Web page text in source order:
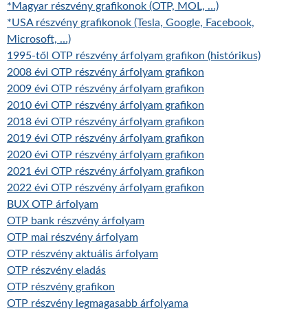
*Magyar részvény grafikonok (OTP, MOL, …)
*USA részvény grafikonok (Tesla, Google, Facebook,
Microsoft, …)
1995-től OTP részvény árfolyam grafikon (histórikus)
2008 évi OTP részvény árfolyam grafikon
2009 évi OTP részvény árfolyam grafikon
2010 évi OTP részvény árfolyam grafikon
2018 évi OTP részvény árfolyam grafikon
2019 évi OTP részvény árfolyam grafikon
2020 évi OTP részvény árfolyam grafikon
2021 évi OTP részvény árfolyam grafikon
2022 évi OTP részvény árfolyam grafikon
BUX OTP árfolyam
OTP bank részvény árfolyam
OTP mai részvény árfolyam
OTP részvény aktuális árfolyam
OTP részvény eladás
OTP részvény grafikon
OTP részvény legmagasabb árfolyama